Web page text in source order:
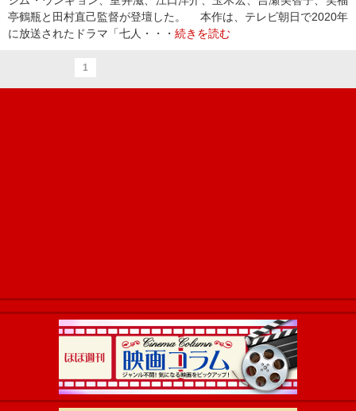
亭鶴瓶と田村直己監督が登壇した。 本作は、テレビ朝日で2020年
に放送されたドラマ「七人・・・ 続きを読む
1